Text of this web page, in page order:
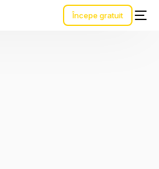
Începe gratuit